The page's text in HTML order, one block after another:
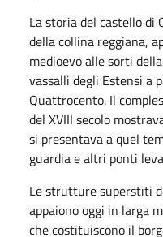
La storia del castello di
della collina reggiana,
medioevo alle sorti
vassalli degli Estensi a
Quattrocento. Il
del XVIII secolo
si presentava a quel
guardia e altri ponti
Le strutture superstiti
appaiono oggi in larga
che costituiscono il